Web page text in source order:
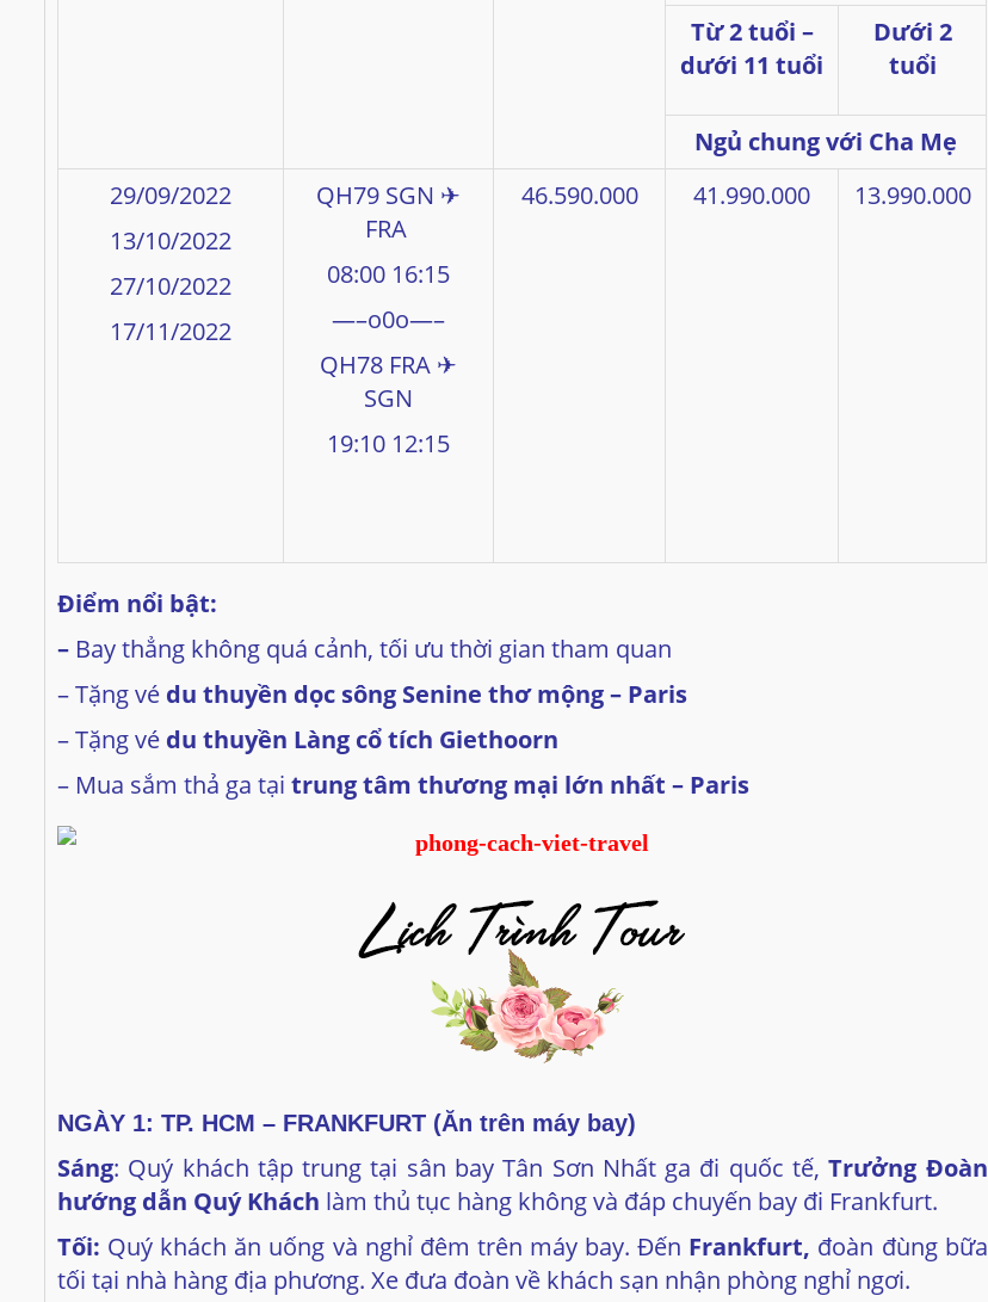
Từ 2 tuổi –
dưới 11 tuổi
Dưới 2
tuổi
Ngủ chung với Cha Mẹ
29/09/2022
13/10/2022
27/10/2022
17/11/2022
QH79 SGN ✈
FRA
08:00 16:15
—–o0o—–
QH78 FRA ✈
SGN
19:10 12:15
46.590.000 41.990.000 13.990.000
Điểm nổi bật:
– Bay thẳng không quá cảnh, tối ưu thời gian tham quan
– Tặng vé du thuyền dọc sông Senine thơ mộng – Paris
– Tặng vé du thuyền Làng cổ tích Giethoorn
– Mua sắm thả ga tại trung tâm thương mại lớn nhất – Paris
NGÀY 1: TP. HCM – FRANKFURT (Ăn trên máy bay)
Sáng: Quý khách tập trung tại sân bay Tân Sơn Nhất ga đi quốc tế,Trưởng Đoàn
hướng dẫn Quý Khách làm thủ tục hàng không và đáp chuyến bay đi Frankfurt.
Tối: Quý khách ăn uống và nghỉ đêm trên máy bay.Đến Frankfurt, đoàn đùng bữa
tối tại nhà hàng địa phương. Xe đưa đoàn về khách sạn nhận phòng nghỉ ngơi.